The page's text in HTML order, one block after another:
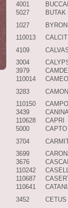
4001
5027
BUTAK
1027
BYRON
110013
4109
3004
3979
110014
3283
110150
3439
110628
CAPRI
5000
3704
3699
3676
110242
110687
110641
3452
CETUS